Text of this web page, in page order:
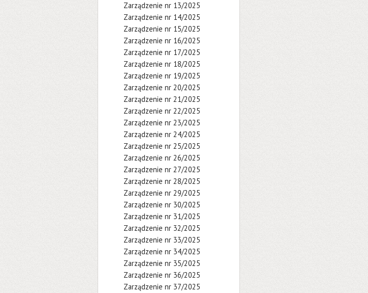
Zarządzenie nr 13/2025
Zarządzenie nr 14/2025
Zarządzenie nr 15/2025
Zarządzenie nr 16/2025
Zarządzenie nr 17/2025
Zarządzenie nr 18/2025
Zarządzenie nr 19/2025
Zarządzenie nr 20/2025
Zarządzenie nr 21/2025
Zarządzenie nr 22/2025
Zarządzenie nr 23/2025
Zarządzenie nr 24/2025
Zarządzenie nr 25/2025
Zarządzenie nr 26/2025
Zarządzenie nr 27/2025
Zarządzenie nr 28/2025
Zarządzenie nr 29/2025
Zarządzenie nr 30/2025
Zarządzenie nr 31/2025
Zarządzenie nr 32/2025
Zarządzenie nr 33/2025
Zarządzenie nr 34/2025
Zarządzenie nr 35/2025
Zarządzenie nr 36/2025
Zarządzenie nr 37/2025